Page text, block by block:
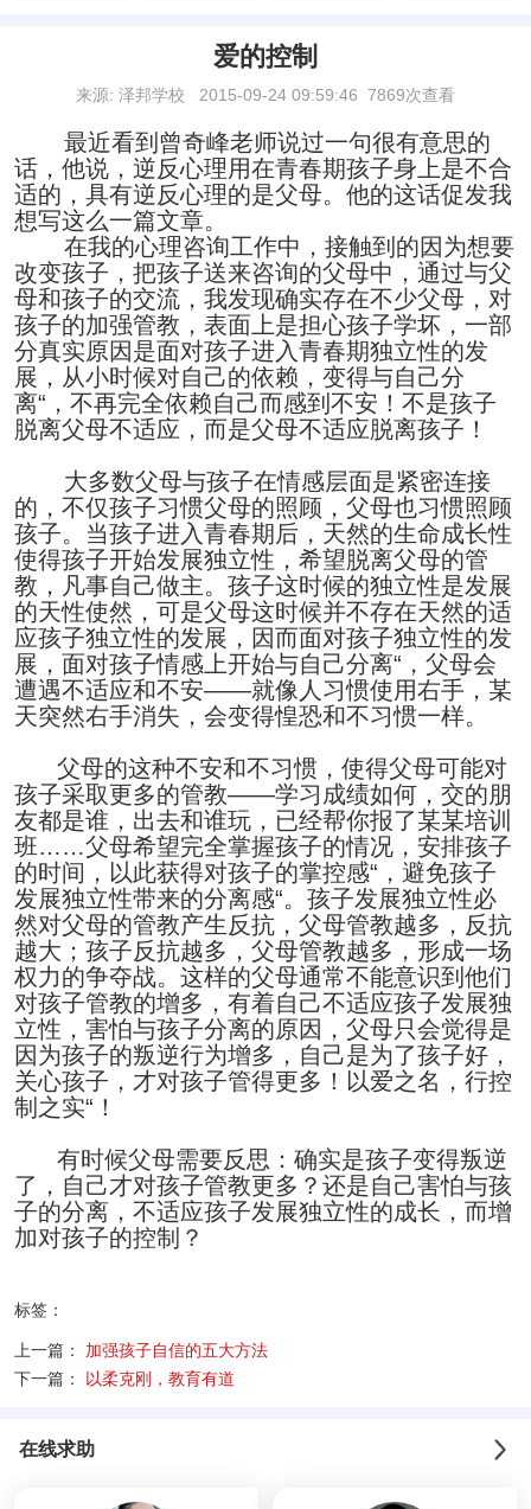
爱的控制
来源: 泽邦学校 2015-09-24 09:59:46 7869次查看
最近看到曾奇峰老师说过一句很有意思的
话，他说，逆反心理用在青春期孩子身上是不合
适的，具有逆反心理的是父母。他的这话促发我
想写这么一篇文章。
在我的心理咨询工作中，接触到的因为想要
改变孩子，把孩子送来咨询的父母中，通过与父
母和孩子的交流，我发现确实存在不少父母，对
孩子的加强管教，表面上是担心孩子学坏，一部
分真实原因是面对孩子进入青春期独立性的发
展，从小时候对自己的依赖，变得与自己分
离“，不再完全依赖自己而感到不安！不是孩子
脱离父母不适应，而是父母不适应脱离孩子！
大多数父母与孩子在情感层面是紧密连接
的，不仅孩子习惯父母的照顾，父母也习惯照顾
孩子。当孩子进入青春期后，天然的生命成长性
使得孩子开始发展独立性，希望脱离父母的管
教，凡事自己做主。孩子这时候的独立性是发展
的天性使然，可是父母这时候并不存在天然的适
应孩子独立性的发展，因而面对孩子独立性的发
展，面对孩子情感上开始与自己分离“，父母会
遭遇不适应和不安——就像人习惯使用右手，某
天突然右手消失，会变得惶恐和不习惯一样。
父母的这种不安和不习惯，使得父母可能对
孩子采取更多的管教——学习成绩如何，交的朋
友都是谁，出去和谁玩，已经帮你报了某某培训
班……父母希望完全掌握孩子的情况，安排孩子
的时间，以此获得对孩子的掌控感“，避免孩子
发展独立性带来的分离感“。孩子发展独立性必
然对父母的管教产生反抗，父母管教越多，反抗
越大；孩子反抗越多，父母管教越多，形成一场
权力的争夺战。这样的父母通常不能意识到他们
对孩子管教的增多，有着自己不适应孩子发展独
立性，害怕与孩子分离的原因，父母只会觉得是
因为孩子的叛逆行为增多，自己是为了孩子好，
关心孩子，才对孩子管得更多！以爱之名，行控
制之实“！
有时候父母需要反思：确实是孩子变得叛逆
了，自己才对孩子管教更多？还是自己害怕与孩
子的分离，不适应孩子发展独立性的成长，而增
加对孩子的控制？
标签：
上一篇：
加强孩子自信的五大方法
下一篇：
以柔克刚，教育有道
在线求助